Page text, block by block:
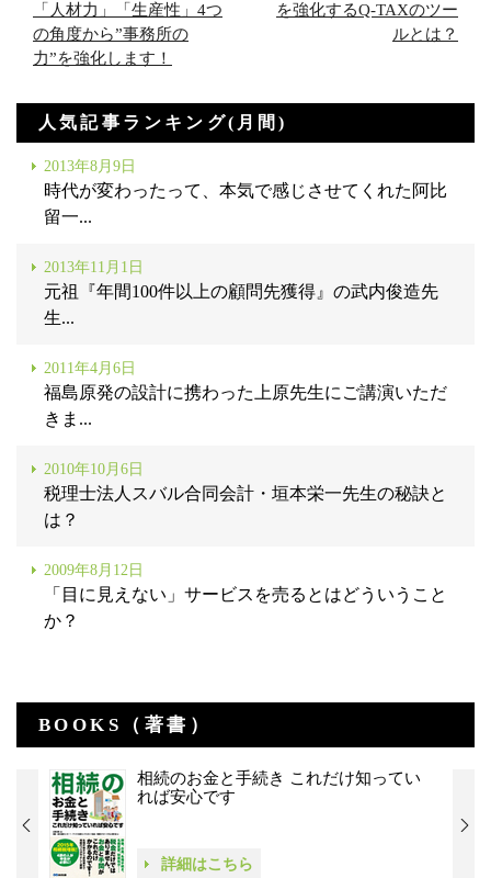
「人材力」「生産性」4つ
の角度から”事務所の
力”を強化します！
を強化するQ-TAXのツー
ルとは？
人気記事ランキング(月間)
2013年8月9日
時代が変わったって、本気で感じさせてくれた阿比
留一...
2013年11月1日
元祖『年間100件以上の顧問先獲得』の武内俊造先
生...
2011年4月6日
福島原発の設計に携わった上原先生にご講演いただ
きま...
2010年10月6日
税理士法人スバル合同会計・垣本栄一先生の秘訣と
は？
2009年8月12日
「目に見えない」サービスを売るとはどういうこと
か？
BOOKS（著書）
相続のお金と手続き これだけ知ってい
れば安心です
詳細はこちら